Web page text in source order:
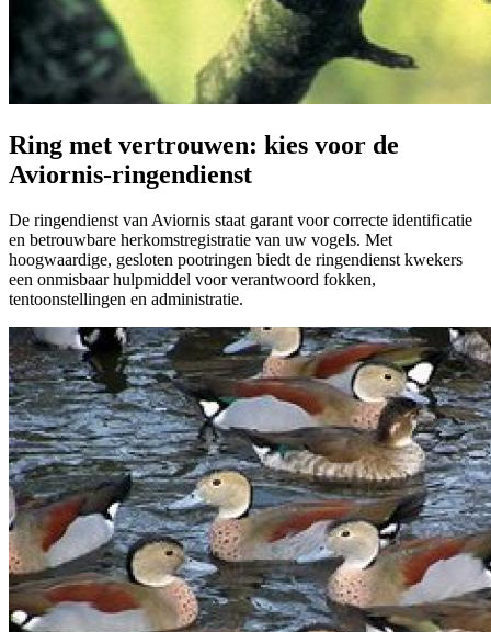
Ring met vertrouwen: kies voor de
Aviornis-ringendienst
De ringendienst van Aviornis staat garant voor correcte identificatie
en betrouwbare herkomstregistratie van uw vogels. Met
hoogwaardige, gesloten pootringen biedt de ringendienst kwekers
een onmisbaar hulpmiddel voor verantwoord fokken,
tentoonstellingen en administratie.